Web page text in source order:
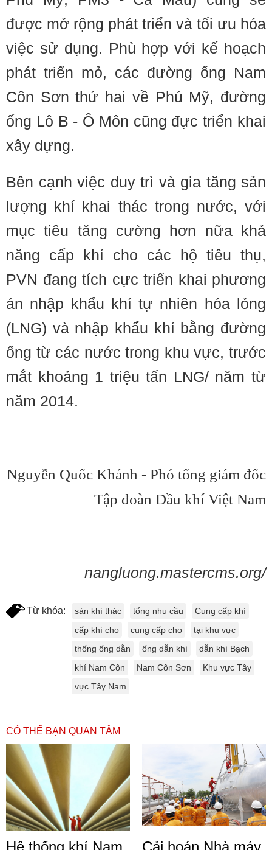
được mở rộng phát triển và tối ưu hóa
việc sử dụng. Phù hợp với kế hoạch
phát triển mỏ, các đường ống Nam
Côn Sơn thứ hai về Phú Mỹ, đường
ống Lô B - Ô Môn cũng đực triển khai
xây dựng.
Bên cạnh việc duy trì và gia tăng sản
lượng khí khai thác trong nước, với
mục tiêu tăng cường hơn nữa khả
năng cấp khí cho các hộ tiêu thụ,
PVN đang tích cực triển khai phương
án nhập khẩu khí tự nhiên hóa lỏng
(LNG) và nhập khẩu khí bằng đường
ống từ các nước trong khu vực, trước
mắt khoảng 1 triệu tấn LNG/ năm từ
năm 2014.
Nguyễn Quốc Khánh - Phó tổng giám đốc
Tập đoàn Dầu khí Việt Nam
nangluong.mastercms.org/
Từ khóa: sản khí thác tổng nhu cầu
Cung cấp khí
cấp khí cho
cung cấp cho
tại khu vực
thống ống dẫn
ống dẫn khí
dẫn khí Bạch
khí Nam Côn
Nam Côn Sơn
Khu vực Tây
vực Tây Nam
CÓ THỂ BẠN QUAN TÂM